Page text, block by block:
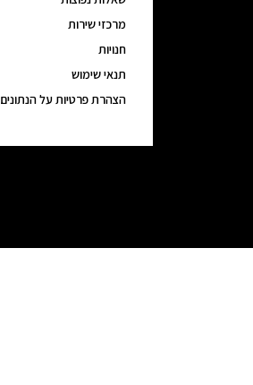
מרכזי שירות
חנויות
תנאי שימוש
הצהרת פרטיות על הנתונים